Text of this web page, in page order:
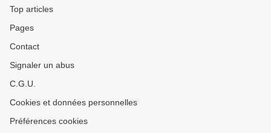
Top articles
Pages
Contact
Signaler un abus
C.G.U.
Cookies et données personnelles
Préférences cookies